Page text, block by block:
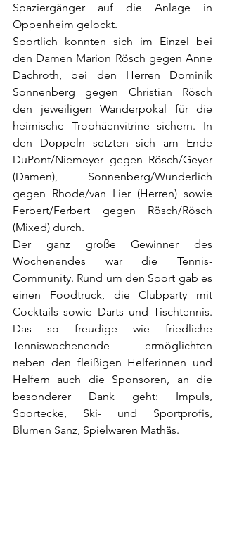
Spaziergänger auf die Anlage in
Oppenheim gelockt.
Sportlich konnten sich im Einzel bei
den Damen Marion Rösch gegen Anne
Dachroth, bei den Herren Dominik
Sonnenberg gegen Christian Rösch
den jeweiligen Wanderpokal für die
heimische Trophäenvitrine sichern. In
den Doppeln setzten sich am Ende
DuPont/Niemeyer gegen Rösch/Geyer
(Damen), Sonnenberg/Wunderlich
gegen Rhode/van Lier (Herren) sowie
Ferbert/Ferbert gegen Rösch/Rösch
(Mixed) durch.
Der ganz große Gewinner des
Wochenendes war die Tennis-
Community. Rund um den Sport gab es
einen Foodtruck, die Clubparty mit
Cocktails sowie Darts und Tischtennis.
Das so freudige wie friedliche
Tenniswochenende ermöglichten
neben den fleißigen Helferinnen und
Helfern auch die Sponsoren, an die
besonderer Dank geht: Impuls,
Sportecke, Ski- und Sportprofis,
Blumen Sanz, Spielwaren Mathäs.